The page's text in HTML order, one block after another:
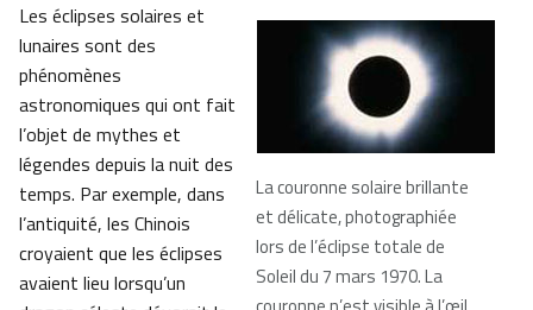
La couronne solaire brillante
et délicate, photographiée
lors de l’éclipse totale de
Soleil du 7 mars 1970. La
Les éclipses solaires et
lunaires sont des
phénomènes
astronomiques qui ont fait
l’objet de mythes et
légendes depuis la nuit des
temps. Par exemple, dans
l’antiquité, les Chinois
croyaient que les éclipses
avaient lieu lorsqu’un